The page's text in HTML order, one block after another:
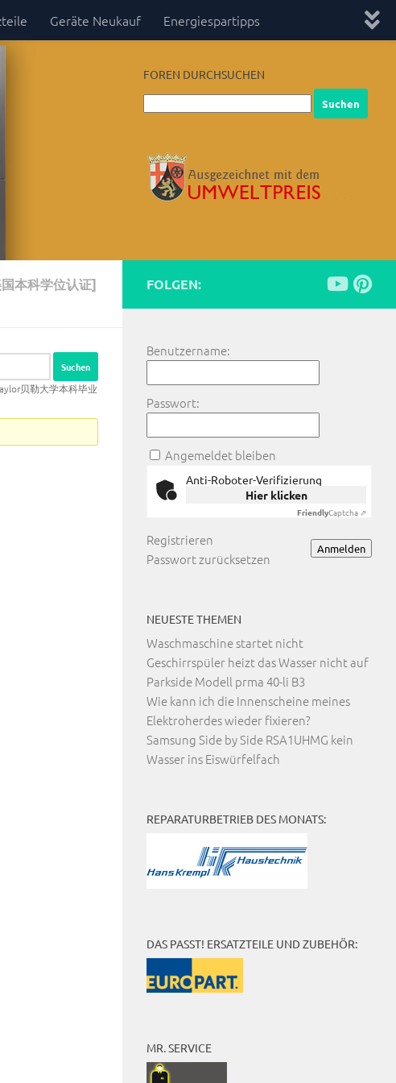
Geräte Neukauf Energiespartipps
FOREN DURCHSUCHEN
本科学位认证]
贝勒大学本科毕业
FOLGEN:
Benutzername:
Passwort:
Angemeldet bleiben
Anti-Roboter-Verifizierung
Hier klicken
FriendlyCaptcha ⇗
Anmelden
Registrieren
Passwort zurücksetzen
NEUESTE THEMEN
Waschmaschine startet nicht
Geschirrspüler heizt das Wasser nicht auf
Parkside Modell prma 40-li B3
Wie kann ich die Innenscheine meines
Elektroherdes wieder fixieren?
Samsung Side by Side RSA1UHMG kein
Wasser ins Eiswürfelfach
REPARATURBETRIEB DES MONATS:
DAS PASST! ERSATZTEILE UND ZUBEHÖR:
MR. SERVICE